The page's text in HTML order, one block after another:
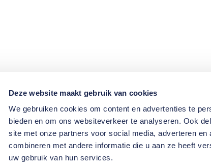
Deze website maakt gebruik van cookies
We gebruiken cookies om content en advertenties te
bieden en om ons websiteverkeer te analyseren. Ook
site met onze partners voor social media, adverteren
combineren met andere informatie die u aan ze heeft
uw gebruik van hun services.